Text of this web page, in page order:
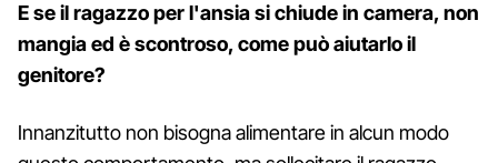
E se il ragazzo per l'ansia si chiude in camera, non
mangia ed è scontroso, come può aiutarlo il
genitore?
Innanzitutto non bisogna alimentare in alcun modo